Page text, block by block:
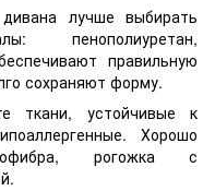
лучше выбирать
пенополиуретан,
правильную
сохраняют форму.
ткани, устойчивые к
Хорошо
рогожка с